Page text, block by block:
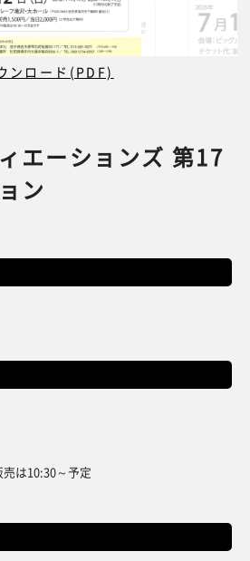
ンロード(PDF)
エーションズ 第17
ン
は10:30～予定